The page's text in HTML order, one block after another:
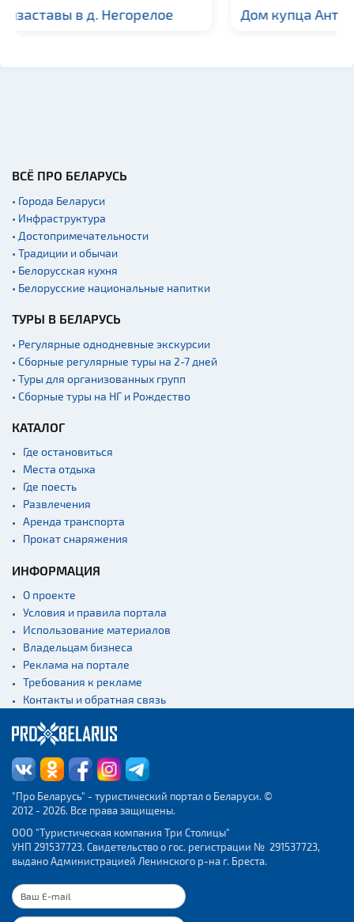
Церкви
Галереи
Спортинг-клубы и тиры
Ратуши
Родовые усадьбы
архитектура
Памятники
Памятники известным
людям
Монастыри
Костелы
Культурные центры
Театры
Концертные залы
экскурсий: г. Минск
Спортивные
Веломаршруты
Аэропорты
Железнодорожные
Дом купца Антошкевича в г. Могилев
ВСЁ ПРО БЕЛАРУСЬ
• Города Беларуси
• Инфраструктура
• Достопримечательности
• Традиции и обычаи
• Белорусская кухня
• Белорусские национальные напитки
ТУРЫ В БЕЛАРУСЬ
• Регулярные однодневные экскурсии
• Сборные регулярные туры на 2-7 дней
• Туры для организованных групп
• Сборные туры на НГ и Рождество
КАТАЛОГ
Где остановиться
Места отдыха
Где поесть
Развлечения
Аренда транспорта
Прокат снаряжения
ИНФОРМАЦИЯ
О проекте
Условия и правила портала
Использование материалов
Владельцам бизнеса
Реклама на портале
Требования к рекламе
Контакты и обратная связь
"Про Беларусь" - туристический портал о Беларуси. ©
2012 - 2026. Все права защищены.
ООО "Туристическая компания Три Столицы"
УНП 291537723. Свидетельство о гос. регистрации № 291537723,
выдано Администрацией Ленинского р-на г. Бреста.